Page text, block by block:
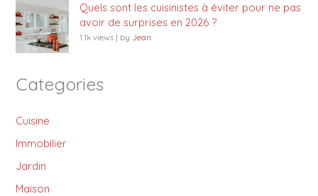
Quels sont les cuisinistes à éviter pour ne pas
avoir de surprises en 2026 ?
1.1k views | by Jean
Categories
Cuisine
Immobilier
Jardin
Maison